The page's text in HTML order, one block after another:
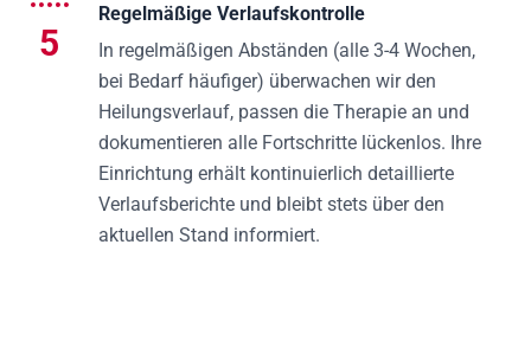
Regelmäßige Verlaufskontrolle
In regelmäßigen Abständen (alle 3-4 Wochen,
bei Bedarf häufiger) überwachen wir den
Heilungsverlauf, passen die Therapie an und
dokumentieren alle Fortschritte lückenlos. Ihre
Einrichtung erhält kontinuierlich detaillierte
Verlaufsberichte und bleibt stets über den
aktuellen Stand informiert.
5